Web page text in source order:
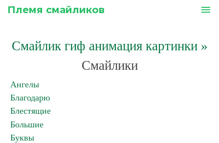
Племя смайликов menu
Смайлик гиф анимация картинки»
Смайлики
Ангелы
Благодарю
Блестящие
Большие
Буквы